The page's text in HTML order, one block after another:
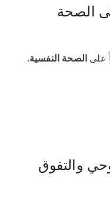
الصحة
على الصحة النفسية.
والتفوق